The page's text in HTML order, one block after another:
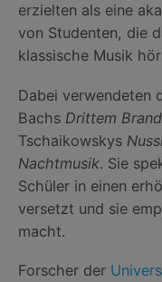
erzielten als eine
von Studenten, die
klassische Musik
Dabei verwendeten
Bachs Drittem
Tschaikowskys
Nachtmusik. Sie
Schüler in einen
versetzt und sie
macht.
Forscher der